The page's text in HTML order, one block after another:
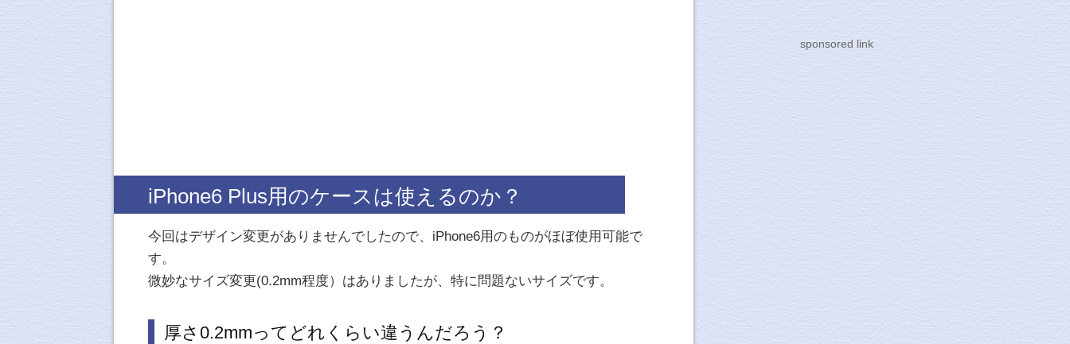
iPhone6 Plus用のケースは使えるのか？
今回はデザイン変更がありませんでしたので、iPhone6用のものがほぼ使用可能で
す。
微妙なサイズ変更(0.2mm程度）はありましたが、特に問題ないサイズです。
厚さ0.2mmってどれくらい違うんだろう？
sponsored link